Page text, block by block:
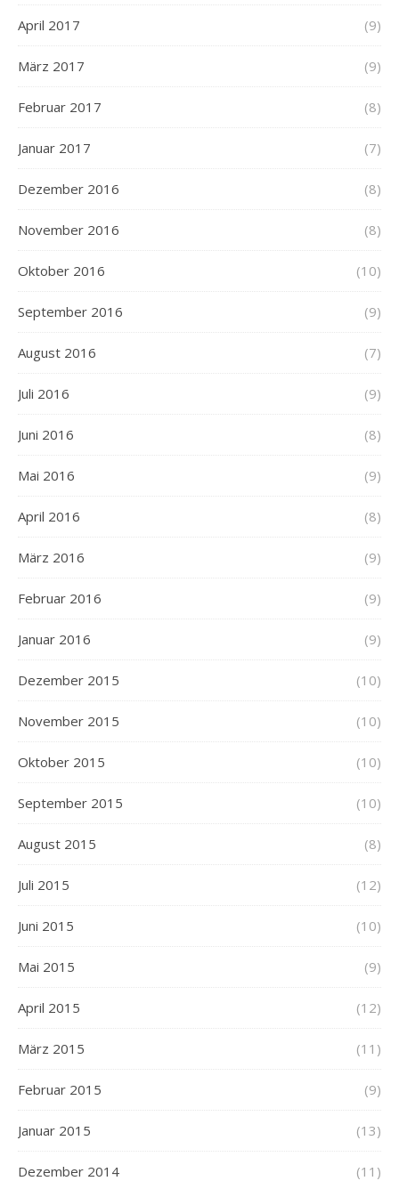
April 2017 (9)
März 2017 (9)
Februar 2017 (8)
Januar 2017 (7)
Dezember 2016 (8)
November 2016 (8)
Oktober 2016 (10)
September 2016 (9)
August 2016 (7)
Juli 2016 (9)
Juni 2016 (8)
Mai 2016 (9)
April 2016 (8)
März 2016 (9)
Februar 2016 (9)
Januar 2016 (9)
Dezember 2015 (10)
November 2015 (10)
Oktober 2015 (10)
September 2015 (10)
August 2015 (8)
Juli 2015 (12)
Juni 2015 (10)
Mai 2015 (9)
April 2015 (12)
März 2015 (11)
Februar 2015 (9)
Januar 2015 (13)
Dezember 2014 (11)